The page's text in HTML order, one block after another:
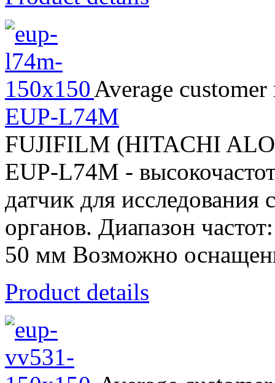
Average
EUP-L74M
FUJIFILM (HITACHI
EUP-L74M -
датчик для
органов. Диапазон
50 мм Возможно
Product details